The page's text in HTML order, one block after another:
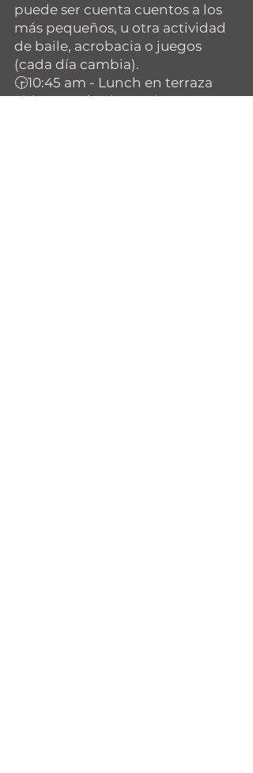
puede ser cuenta cuentos a los
más pequeños, u otra actividad
de baile, acrobacia o juegos
(cada día cambia).
🕞10:45 am - Lunch en terraza
abierta techada con lona o